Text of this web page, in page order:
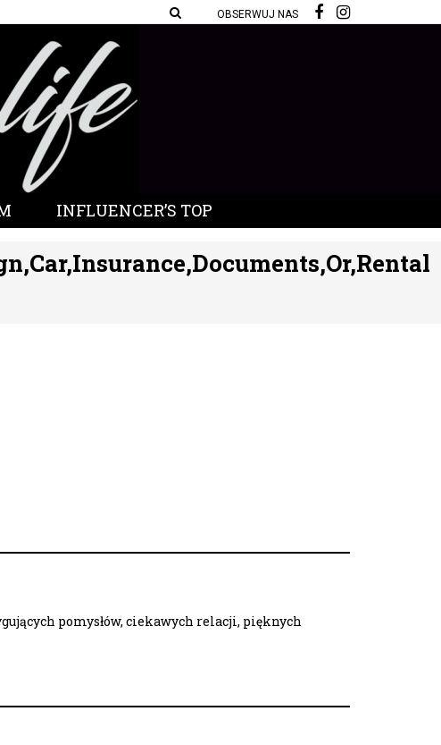
OBSERWUJ NAS
INFLUENCER’S TOP
pomysłów, ciekawych relacji, pięknych